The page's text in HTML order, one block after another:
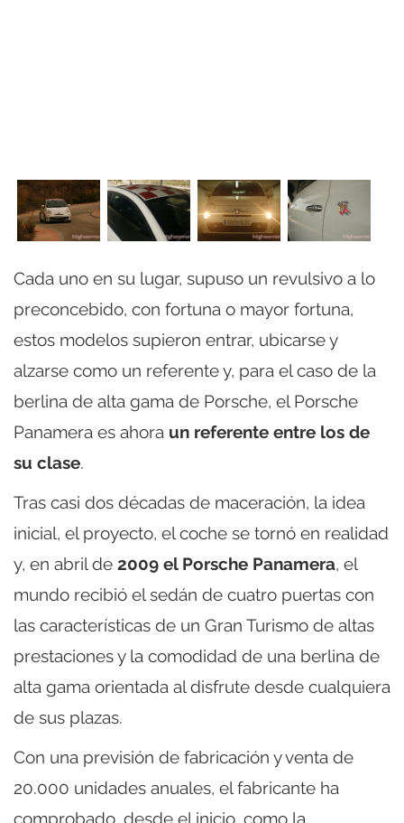
Cada uno en su lugar, supuso un revulsivo a lo
preconcebido, con fortuna o mayor fortuna,
estos modelos supieron entrar, ubicarse y
alzarse como un referente y, para el caso de la
berlina de alta gama de Porsche, el Porsche
Panamera es ahora un referente entre los de
su clase.
Tras casi dos décadas de maceración, la idea
inicial, el proyecto, el coche se tornó en realidad
y, en abril de 2009 el Porsche Panamera, el
mundo recibió el sedán de cuatro puertas con
las características de un Gran Turismo de altas
prestaciones y la comodidad de una berlina de
alta gama orientada al disfrute desde cualquiera
de sus plazas.
Con una previsión de fabricación y venta de
20.000 unidades anuales, el fabricante ha
comprobado, desde el inicio, como la